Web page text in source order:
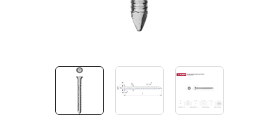
Садовая техника
Триммеры и мотокосы
Газонокосилки
Измельчители